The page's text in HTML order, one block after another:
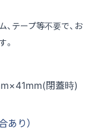
、テープ等不要で、お
。
閉蓋時)
あり）